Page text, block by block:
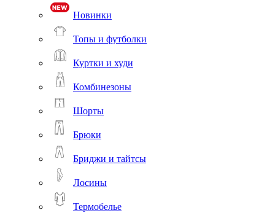
Новинки
Топы и футболки
Куртки и худи
Комбинезоны
Шорты
Брюки
Бриджи и тайтсы
Лосины
Термобелье